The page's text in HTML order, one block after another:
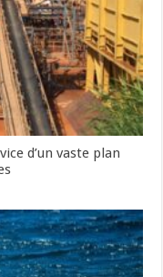
d’un vaste plan